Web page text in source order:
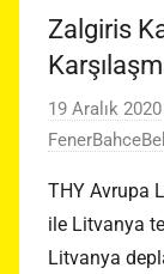
Zalgiris
19 Aralık 2020
THY Avrupa
ile Litvanya
Litvanya